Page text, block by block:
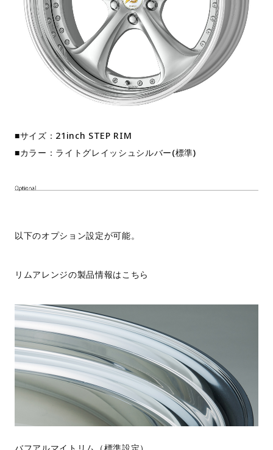
■サイズ：21inch STEP RIM
■カラー：ライトグレイッシュシルバー(標準)
以下のオプション設定が可能。
リムアレンジの製品情報はこちら